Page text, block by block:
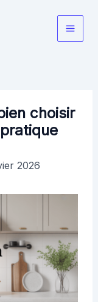
Main
choisir
2026